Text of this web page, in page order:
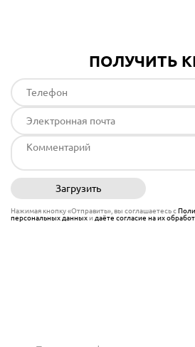
ПОЛУЧИТЬ
Загрузить
Нажимая кнопку «Отправить», вы соглашаетесь с
персональных данныхи даёте согласие на их